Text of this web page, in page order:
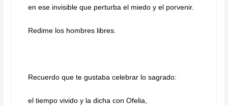
en ese invisible que perturba el miedo y el porvenir.
Redime los hombres libres.
Recuerdo que te gustaba celebrar lo sagrado:
el tiempo vivido y la dicha con Ofelia,